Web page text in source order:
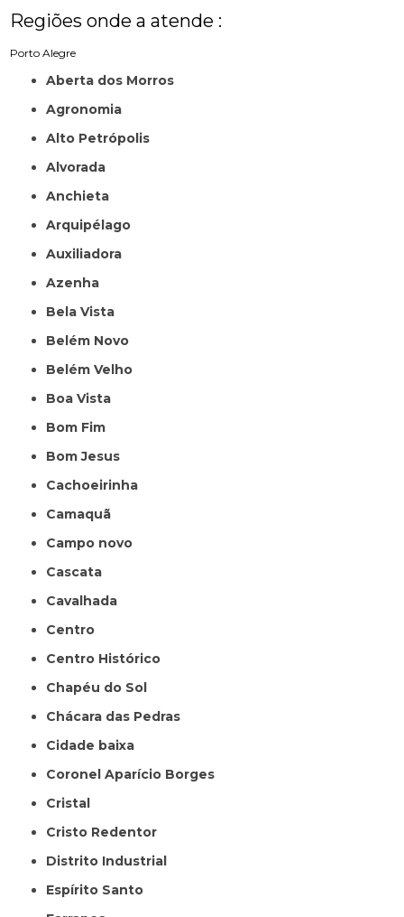
Regiões onde a atende :
Porto Alegre
Aberta dos Morros
Agronomia
Alto Petrópolis
Alvorada
Anchieta
Arquipélago
Auxiliadora
Azenha
Bela Vista
Belém Novo
Belém Velho
Boa Vista
Bom Fim
Bom Jesus
Cachoeirinha
Camaquã
Campo novo
Cascata
Cavalhada
Centro
Centro Histórico
Chapéu do Sol
Chácara das Pedras
Cidade baixa
Coronel Aparício Borges
Cristal
Cristo Redentor
Distrito Industrial
Espírito Santo